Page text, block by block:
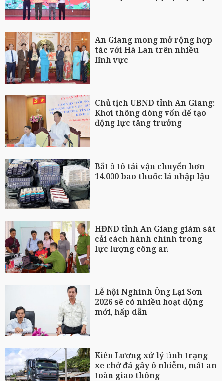
An Giang mong mở rộng hợp
tác với Hà Lan trên nhiều
lĩnh vực
Chủ tịch UBND tỉnh An Giang:
Khơi thông dòng vốn để tạo
động lực tăng trưởng
Bắt ô tô tải vận chuyển hơn
14.000 bao thuốc lá nhập lậu
HĐND tỉnh An Giang giám sát
cải cách hành chính trong
lực lượng công an
Lễ hội Nghinh Ông Lại Sơn
2026 sẽ có nhiều hoạt động
mới, hấp dẫn
Kiên Lương xử lý tình trạng
xe chở đá gây ô nhiễm, mất an
toàn giao thông